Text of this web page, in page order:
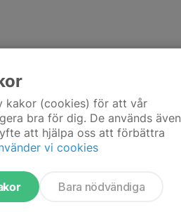
kakor (cookies) för att vår
bra för dig. De används även
att hjälpa oss att förbättra
vi cookies
Bara nödvändiga